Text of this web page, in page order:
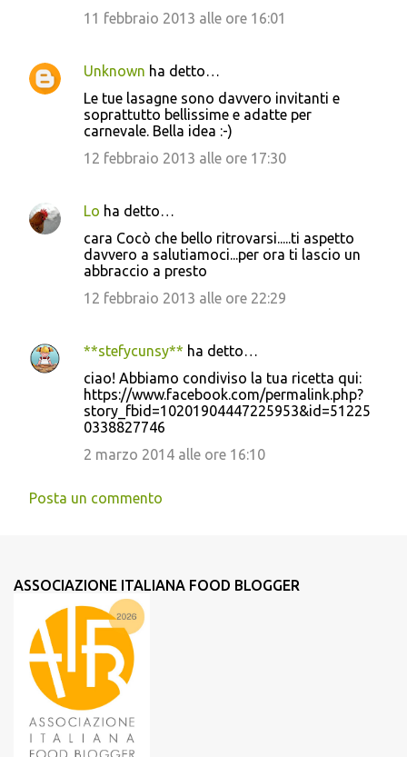
11 febbraio 2013 alle ore 16:01
Unknown ha detto…
Le tue lasagne sono davvero invitanti e
soprattutto bellissime e adatte per
carnevale. Bella idea :-)
12 febbraio 2013 alle ore 17:30
Lo ha detto…
cara Cocò che bello ritrovarsi.....ti aspetto
davvero a salutiamoci...per ora ti lascio un
abbraccio a presto
12 febbraio 2013 alle ore 22:29
**stefycunsy** ha detto…
ciao! Abbiamo condiviso la tua ricetta qui:
https://www.facebook.com/permalink.php?
story_fbid=10201904447225953&id=51225
0338827746
2 marzo 2014 alle ore 16:10
Posta un commento
ASSOCIAZIONE ITALIANA FOOD BLOGGER